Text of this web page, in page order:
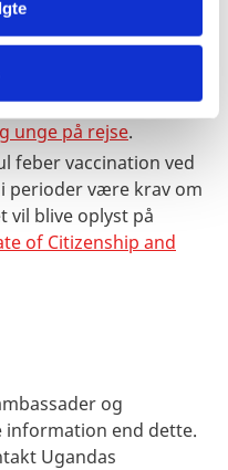
eller med børn, som
at du får en fuldmagt
Det
18 år og rejser
unge på rejse.
feber vaccination ved
perioder være krav om
vil blive oplyst på
of Citizenship and
og
information end dette.
Ugandas